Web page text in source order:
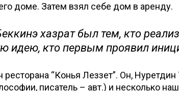
доме. Затем взял себе дом в аренду.
хазрат был тем, кто
идею, кто первым проявил
“Конья Леззет”. Он,
писатель – авт.) и несколько